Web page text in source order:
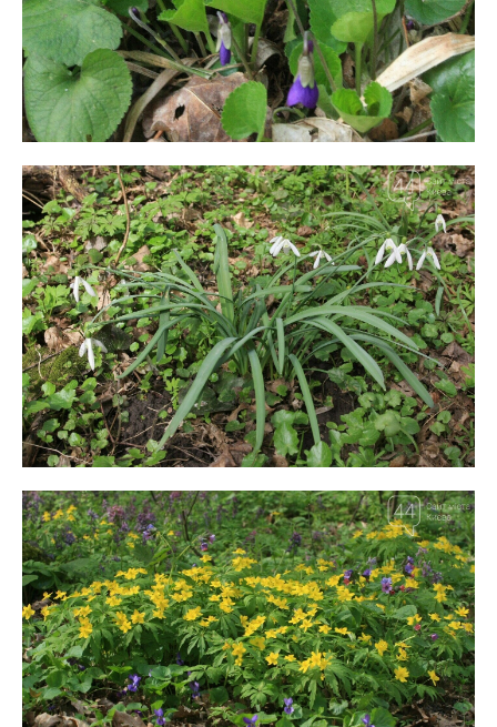
Київ
Україна
Економіка
Політика
Технології
Війна